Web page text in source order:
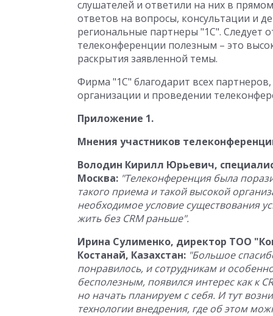
слушателей и ответили на них в
ответов на вопросы, консультации и
региональные партнеры "1С". Следует
телеконференции полезным – это
раскрытия заявленной темы.
Фирма "1С" благодарит всех
организации и проведении
Приложение 1.
Мнения участников
Володин Кирилл Юрьевич,
Москва: "Телеконференция была
такого приема и такой высокой
необходимое условие существования
жить без CRM раньше".
Ирина Сулименко, директор ТОО
Костанай, Казахстан: "Большое
понравилось, и сотрудникам и
бесполезным, появился интерес как к
но начать планируем с себя. И тут
технологии внедрения, где об этом